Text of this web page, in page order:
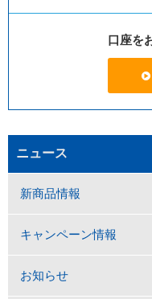
口座を
ニュース
新商品情報
キャンペーン情報
お知らせ